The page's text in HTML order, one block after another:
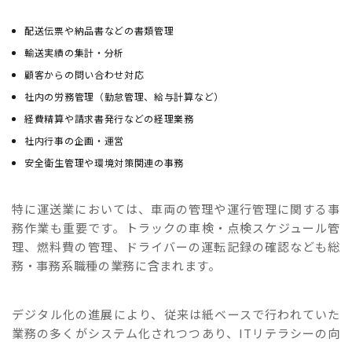
配送伝票や納品書などの書類管理
輸送実績の集計・分析
顧客からの問い合わせ対応
社内の労務管理（勤怠管理、給与計算など）
経費精算や請求書発行などの経理業務
社内行事の企画・運営
安全衛生管理や環境対策関連の事務
特に運送業においては、車両の管理や運行管理に関する事
務作業も重要です。トラックの車検・点検スケジュール管
理、燃料費の管理、ドライバーの運転記録の確認なども総
務・事務系職種の業務に含まれます。
デジタル化の進展により、従来は紙ベースで行われていた
業務の多くがシステム化されつつあり、ITリテラシーの向